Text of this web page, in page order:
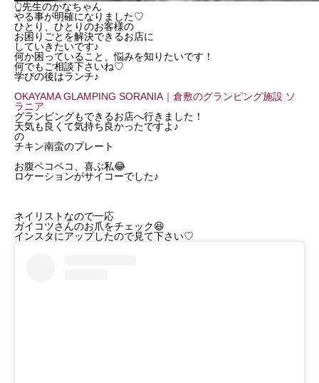
👆先生のかなちゃん
やる事が明確になりました♡
ひとり、ひとりのお客様の
お困りごとを解決できるお店に
していきたいです♪
何か困っていること、悩みを知りたいです！
何でもご相談下さいね♡
学びの後はランチ♪
OKAYAMA GLAMPING SORANIA｜倉敷のグランピング施設 ソ
ラニア
グランピングもできるお店へ行きました！
天気も良くて気持ち良かったですよ♪
の
チキン南蛮のプレート
お腹ペコペコ、喜ぶ私😂
ロケーションがサイコーでした♪
ネイリストなので一応
ガイコツさんのお爪をチェック😆
インスタにアップしたので見て下さい♡